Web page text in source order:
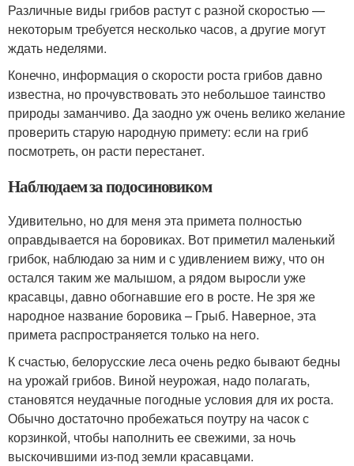
Различные виды грибов растут с разной скоростью —
некоторым требуется несколько часов, а другие могут
ждать неделями.
Конечно, информация о скорости роста грибов давно
известна, но прочувствовать это небольшое таинство
природы заманчиво. Да заодно уж очень велико желание
проверить старую народную примету: если на гриб
посмотреть, он расти перестанет.
Наблюдаем за подосиновиком
Удивительно, но для меня эта примета полностью
оправдывается на боровиках. Вот приметил маленький
грибок, наблюдаю за ним и с удивлением вижу, что он
остался таким же малышом, а рядом выросли уже
красавцы, давно обогнавшие его в росте. Не зря же
народное название боровика – Грыб. Наверное, эта
примета распространяется только на него.
К счастью, белорусские леса очень редко бывают бедны
на урожай грибов. Виной неурожая, надо полагать,
становятся неудачные погодные условия для их роста.
Обычно достаточно пробежаться поутру на часок с
корзинкой, чтобы наполнить ее свежими, за ночь
выскочившими из-под земли красавцами.